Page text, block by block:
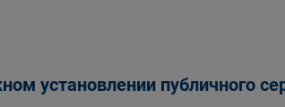
установлении публичного